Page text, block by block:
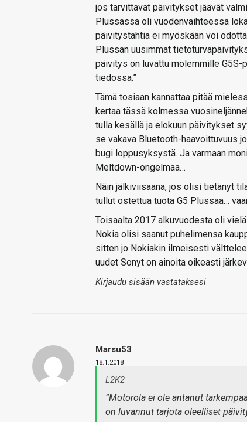
jos tarvittavat päivitykset jäävät
Plussassa oli vuodenvaihteessa
päivitystahtia ei myöskään voi
Plussan uusimmat
päivitys on luvattu molemmille G5S-
tiedossa.”
Tämä tosiaan kannattaa pitää
kertaa tässä kolmessa
tulla kesällä ja elokuun päivitykset
se vakava Bluetooth-haavoittuvuus
bugi loppusyksystä. Ja varmaan
Meltdown-ongelmaa…
Näin jälkiviisaana, jos olisi tietänyt
tullut ostettua tuota G5 Plussaa…
Toisaalta 2017 alkuvuodesta oli
Nokia olisi saanut puhelimensa
sitten jo Nokiakin ilmeisesti
uudet Sonyt on ainoita oikeasti
Kirjaudu sisään vastataksesi
Marsu53
18.1.2018
L2K2
”Motorola ei ole antanut
on luvannut tarjota oleelliset